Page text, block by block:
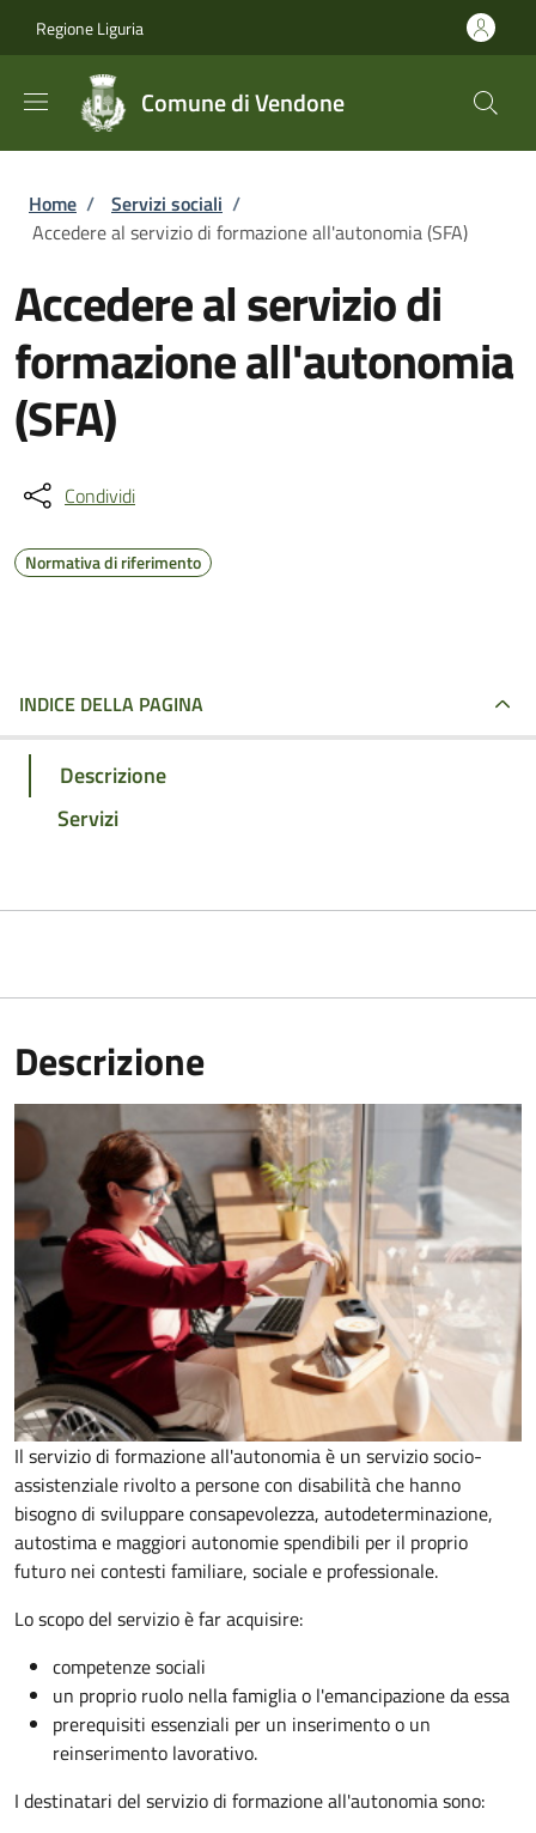
Regione Liguria
Comune di Vendone
Briciole di pane
Home / Servizi sociali /
Accedere al servizio di formazione all'autonomia (SFA)
Accedere al servizio di
formazione all'autonomia
(SFA)
Condividi
Normativa di riferimento
INDICE DELLA PAGINA
Descrizione
Servizi
Descrizione
Il servizio di formazione all'autonomia è un servizio socio-
assistenziale rivolto a persone con disabilità che hanno
bisogno di sviluppare consapevolezza, autodeterminazione,
autostima e maggiori autonomie spendibili per il proprio
futuro nei contesti familiare, sociale e professionale.
Lo scopo del servizio è far acquisire:
competenze sociali
un proprio ruolo nella famiglia o l'emancipazione da essa
prerequisiti essenziali per un inserimento o un
reinserimento lavorativo.
I destinatari del servizio di formazione all'autonomia sono: